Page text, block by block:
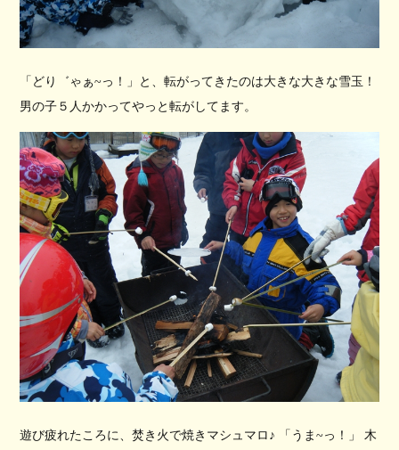
「どり゛ゃぁ~っ！」と、転がってきたのは大きな大きな雪玉！
男の子５人かかってやっと転がしてます。
遊び疲れたころに、焚き火で焼きマシュマロ♪ 「うま~っ！」 木